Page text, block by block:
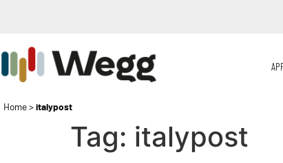
Home>italypost
Tag: italypost